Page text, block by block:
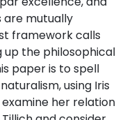
are mutually
framework calls
up the philosophical
paper is to spell
using Iris
her relation